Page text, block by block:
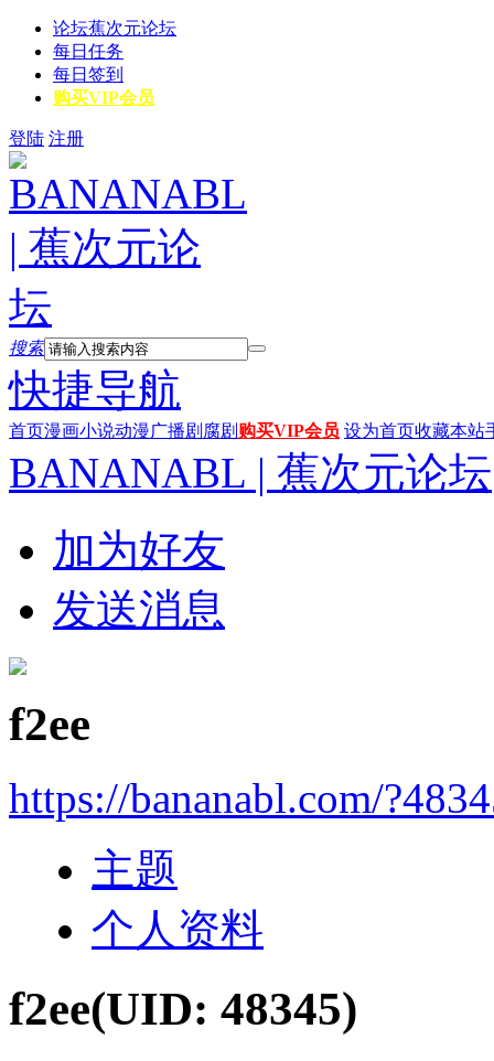
论坛蕉次元论坛
每日任务
每日签到
购买VIP会员
登陆 注册
搜索
快捷导航
首页漫画小说动漫广播剧 腐剧 购买VIP会员 设为首页收藏本站
BANANABL | 蕉次元论坛
加为好友
发送消息
f2ee
https://bananabl.com/
主题
个人资料
f2ee(UID: 48345)